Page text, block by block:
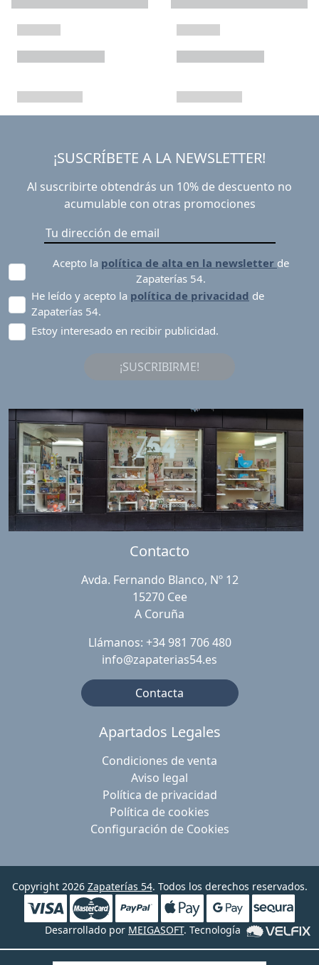
¡SUSCRÍBETE A LA NEWSLETTER!
Al suscribirte obtendrás un 10% de descuento no
acumulable con otras promociones
Acepto la política de alta en la newsletter de
Zapaterías 54.
He leído y acepto la política de privacidad de
Zapaterías 54.
Estoy interesado en recibir publicidad.
¡SUSCRIBIRME!
Contacto
Avda. Fernando Blanco, Nº 12
15270 Cee
A Coruña
Llámanos: +34 981 706 480
info@zapaterias54.es
Contacta
Apartados Legales
Condiciones de venta
Aviso legal
Política de privacidad
Política de cookies
Configuración de Cookies
Copyright 2026 Zapaterías 54. Todos los derechos reservados.
Desarrollado por MEIGASOFT. Tecnología